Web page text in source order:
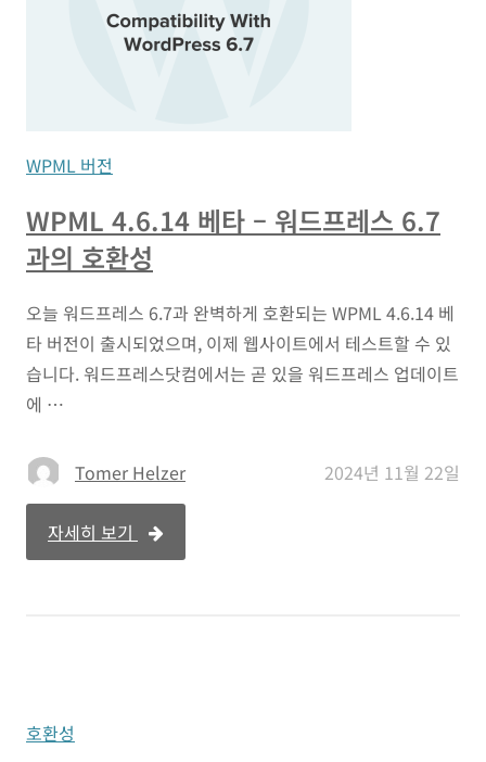
WPML 버전
WPML 4.6.14 베타 – 워드프레스 6.7
과의 호환성
오늘 워드프레스 6.7과 완벽하게 호환되는 WPML 4.6.14 베
타 버전이 출시되었으며, 이제 웹사이트에서 테스트할 수 있
습니다. 워드프레스닷컴에서는 곧 있을 워드프레스 업데이트
에 …
Tomer Helzer 2024년 11월 22일
자세히 보기
호환성